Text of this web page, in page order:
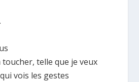
toucher, telle que je veux
vois les gestes